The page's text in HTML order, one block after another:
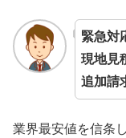
緊急対
現地見
追加請
業界最安値を信条